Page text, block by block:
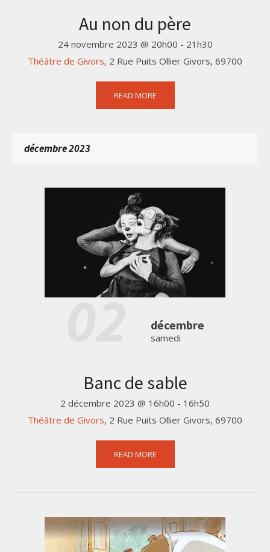
Au non du père
24 novembre 2023 @ 20h00 - 21h30
Théâtre de Givors, 2 Rue Puits Ollier Givors, 69700
READ MORE
décembre 2023
02 décembre
samedi
Banc de sable
2 décembre 2023 @ 16h00 - 16h50
Théâtre de Givors, 2 Rue Puits Ollier Givors, 69700
READ MORE